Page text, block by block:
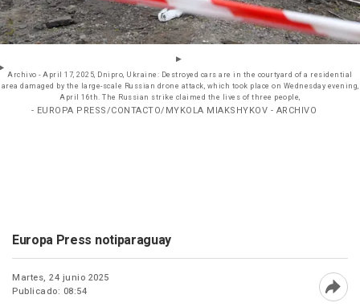
Archivo - April 17, 2025, Dnipro, Ukraine: Destroyed cars are in the courtyard of a residential
area damaged by the large-scale Russian drone attack, which took place on Wednesday evening,
April 16th. The Russian strike claimed the lives of three people,
- EUROPA PRESS/CONTACTO/MYKOLA MIAKSHYKOV - ARCHIVO
Europa Press notiparaguay
Martes, 24 junio 2025
Publicado: 08:54